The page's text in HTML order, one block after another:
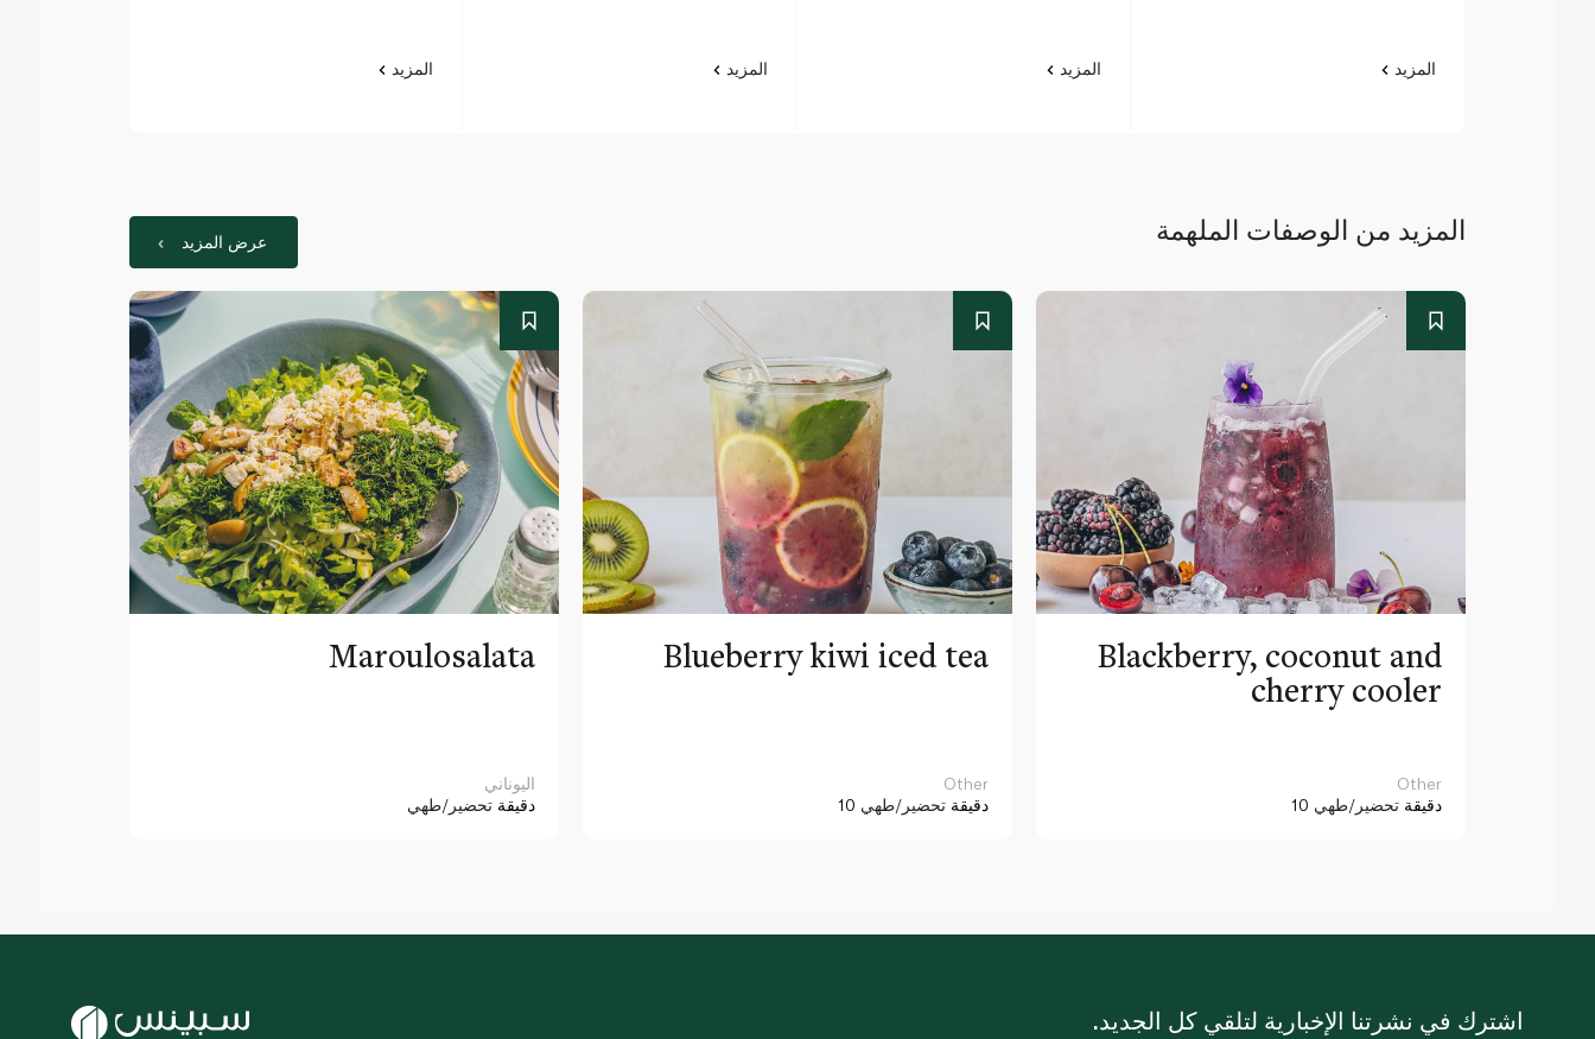
المزيد المزيد المزيد المزيد
المزيد من الوصفات الملهمة عرض المزيد
Maroulosalata
اليوناني
دقيقة تحضير/طهي
Blueberry kiwi iced tea
Other
10 دقيقة تحضير/طهي
Blackberry, coconut and
cherry cooler
Other
10 دقيقة تحضير/طهي
اشترك في نشرتنا الإخبارية لتلقي كل الجديد.